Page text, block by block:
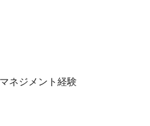
ネジメント経験